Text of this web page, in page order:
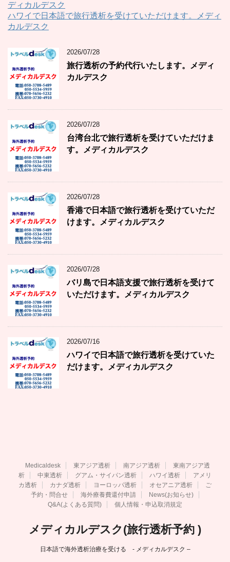
ディカルデスク
ハワイで日本語で旅行透析を受けていただけます。メディ
カルデスク
2026/07/28
旅行透析の予約代行いたします。メディ
カルデスク
2026/07/28
台湾台北で旅行透析を受けていただけま
す。メディカルデスク
2026/07/28
香港で日本語で旅行透析を受けていただ
けます。メディカルデスク
2026/07/28
バリ島で日本語支援で旅行透析を受けて
いただけます。メディカルデスク
2026/07/16
ハワイで日本語で旅行透析を受けていた
だけます。メディカルデスク
Medicaldesk 東アジア透析 南アジア透析
東南アジア透
析
中東透析 グアム・サイパン透析 ハワイ透析
アメリ
カ透析
カナダ透析 ヨーロッパ透析 オセアニア透析
ご
予約・問合せ
海外療養費還付申請
News(お知らせ)
Q&A(よくある質問)
個人情報・申込取消規定
メディカルデスク(旅行透析予約 )
日本語で海外透析治療を受ける - メディカルデスク –